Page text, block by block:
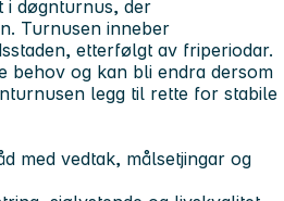
i døgnturnus, der
Turnusen inneber
etterfølgt av friperiodar.
behov og kan bli endra dersom
legg til rette for stabile
med vedtak, målsetjingar og